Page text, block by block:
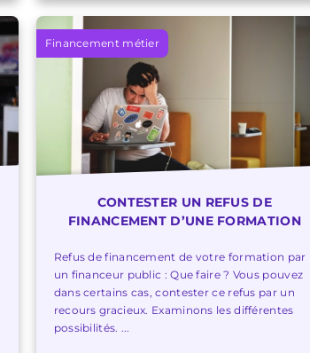
Financement métier
CONTESTER UN REFUS DE
FINANCEMENT D’UNE FORMATION
Refus de financement de votre formation par
un financeur public : Que faire ? Vous pouvez
dans certains cas, contester ce refus par un
recours gracieux. Examinons les différentes
possibilités. ...